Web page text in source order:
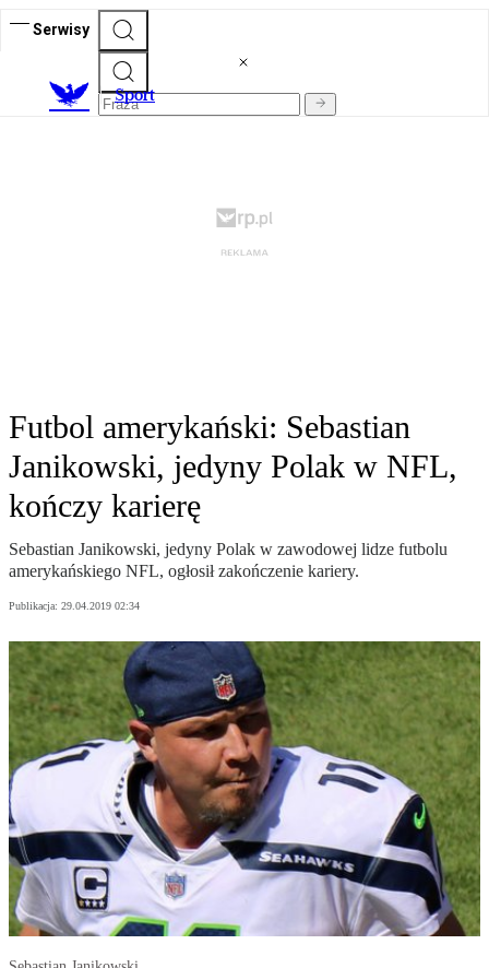
Serwisy
Sport
Futbol amerykański: Sebastian
Janikowski, jedyny Polak w NFL,
kończy karierę
Sebastian Janikowski, jedyny Polak w zawodowej lidze futbolu
amerykańskiego NFL, ogłosił zakończenie kariery.
Publikacja: 29.04.2019 02:34